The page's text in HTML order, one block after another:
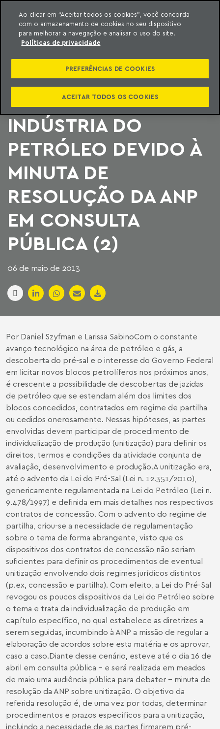
o conteúdo
Machado Meyer
UNITIZAÇÃO: TEMA
VOLTA A SER
DEBATIDO NA
INDÚSTRIA DO
PETRÓLEO DEVIDO À
MINUTA DE
RESOLUÇÃO DA ANP
EM CONSULTA
PÚBLICA (2)
06 de maio de 2013
Por Daniel Szyfman e Larissa SabinoCom o constante
avanço tecnológico na área de petróleo e gás, a
descoberta do pré-sal e o interesse do Governo Federal
em licitar novos blocos petrolíferos nos próximos anos,
é crescente a possibilidade de descobertas de jazidas
de petróleo que se estendam além dos limites dos
blocos concedidos, contratados em regime de partilha
ou cedidos onerosamente. Nessas hipóteses, as partes
envolvidas devem participar de procedimento de
individualização de produção (unitização) para definir os
direitos, termos e condições da atividade conjunta de
avaliação, desenvolvimento e produção.A unitização era,
até o advento da Lei do Pré-Sal (Lei n. 12.351/2010),
genericamente regulamentada na Lei do Petróleo (Lei n.
9.478/1997) e definida em mais detalhes nos respectivos
contratos de concessão. Com o advento do regime de
partilha, criou-se a necessidade de regulamentação
sobre o tema de forma abrangente, visto que os
dispositivos dos contratos de concessão não seriam
suficientes para definir os procedimentos de eventual
unitização envolvendo dois regimes jurídicos distintos
(p.ex, concessão e partilha). Com efeito, a Lei do Pré-Sal
revogou os poucos dispositivos da Lei do Petróleo sobre
o tema e trata da individualização de produção em
capítulo específico, no qual estabelece as diretrizes a
serem seguidas, incumbindo à ANP a missão de regular a
elaboração de acordos sobre esta matéria e os aprovar,
caso a caso.Diante desse cenário, esteve até o dia 16 de
abril em consulta pública - e será realizada em meados
de maio uma audiência pública para debater - minuta de
resolução da ANP sobre unitização. O objetivo da
referida resolução é, de uma vez por todas, determinar
procedimentos e prazos específicos para a unitização,
incluindo a necessidade de as partes firmarem pré-
Ao clicar em “Aceitar todos os cookies”, você concorda
com o armazenamento de cookies no seu dispositivo
para melhorar a navegação e analisar o uso do site.
Políticas de privacidade
PREFERÊNCIAS DE COOKIES
ACEITAR TODOS OS COOKIES